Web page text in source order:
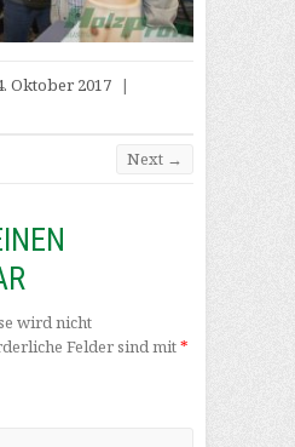
Oktober 2017 |
Next →
wird nicht
Felder sind mit*